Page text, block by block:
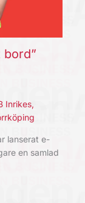
Inrikes,
lanserat e-
en samlad